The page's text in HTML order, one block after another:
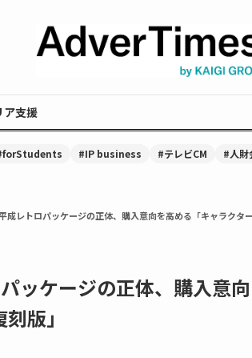
ア支援
#IP business #テレビCM #人財
成レトロパッケージの正体、購入意向を高める「キャラクタ
ッケージの正体、購入意
版」